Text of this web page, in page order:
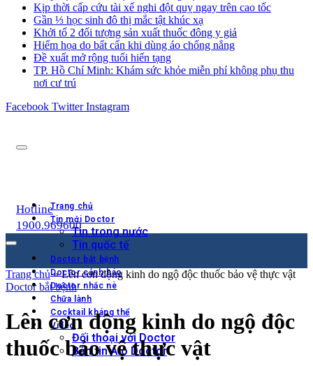
Kịp thời cấp cứu tài xế nghi đột quỵ ngay trên cao tốc
Gần ⅓ học sinh đô thị mắc tật khúc xạ
Khởi tố 2 đối tượng sản xuất thuốc đông y giả
Hiểm họa do bất cẩn khi dùng áo chống nắng
Đề xuất mở rộng tuổi hiến tạng
TP. Hồ Chí Minh: Khám sức khỏe miễn phí không phụ thu
nơi cư trú
Facebook Twitter Instagram
Trang chủ
Tin mới Doctor
Tin trong nước
Tin quốc tế
Doctor bắt bệnh
Doctor cảnh báo
Doctor nhắc nè
Chữa lành
Cocktail kháng thể
Video
Đối thoại với Doctor
Bản tin Alo Doctor
Hotline
1900.969600
Trang chủ»Lên cơn động kinh do ngộ độc thuốc bảo vệ thực vật
Doctor bắt bệnh
Lên cơn động kinh do ngộ độc
thuốc bảo vệ thực vật